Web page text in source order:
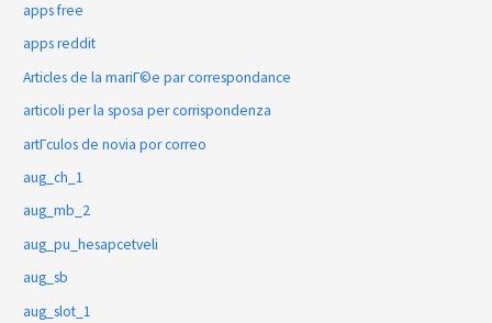
apps free
apps reddit
Articles de la mariГ©e par correspondance
articoli per la sposa per corrispondenza
artГ­culos de novia por correo
aug_ch_1
aug_mb_2
aug_pu_hesapcetveli
aug_sb
aug_slot_1